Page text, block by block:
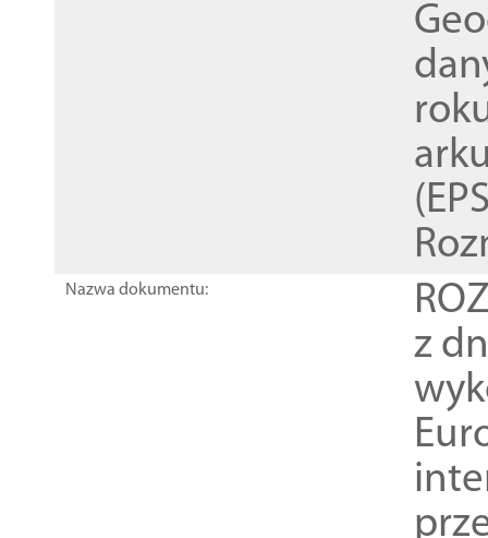
Nazwa dokumentu:
z